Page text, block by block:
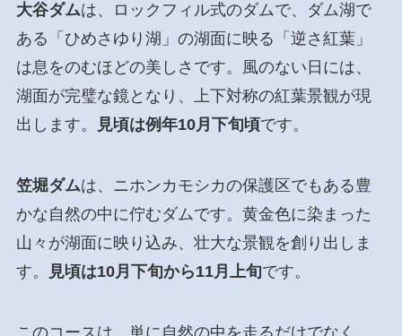
大谷ダムは、ロックフィル式のダムで、ダム湖で
ある「ひめさゆり湖」の湖面に映る「逆さ紅葉」
は息をのむほどの美しさです。風のない日には、
湖面が完璧な鏡となり、上下対称の紅葉景観が現
出します。
見頃は例年10月下旬頃です。
笠堀ダムは、ニホンカモシカの保護区でもある豊
かな自然の中に佇むダムです。黄金色に染まった
山々が湖面に映り込み、壮大な景観を創り出しま
す。
見頃は10月下旬から11月上旬です。
このコースは、単に自然の中を走るだけでなく、